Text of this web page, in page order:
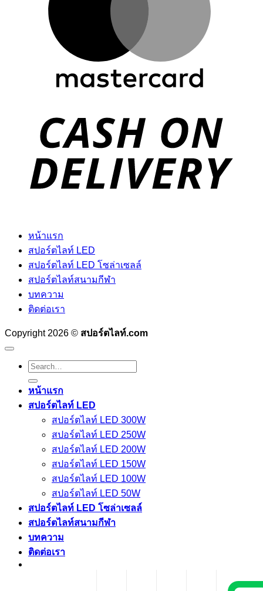
หน้าแรก
สปอร์ตไลท์ LED
สปอร์ตไลท์ LED โซล่าเซลล์
สปอร์ตไลท์สนามกีฬา
บทความ
ติดต่อเรา
Copyright 2026 © สปอร์ตไลท์.com
Search
for:
หน้าแรก
สปอร์ตไลท์ LED
สปอร์ตไลท์ LED 300W
สปอร์ตไลท์ LED 250W
สปอร์ตไลท์ LED 200W
สปอร์ตไลท์ LED 150W
สปอร์ตไลท์ LED 100W
สปอร์ตไลท์ LED 50W
สปอร์ตไลท์ LED โซล่าเซลล์
สปอร์ตไลท์สนามกีฬา
บทความ
ติดต่อเรา